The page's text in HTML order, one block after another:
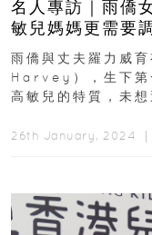
名人專訪｜雨僑
敏兒媽媽更需要
雨僑與丈夫羅力威
Harvey），生下第
高敏兒的特質，未
26th January, 2024 ｜